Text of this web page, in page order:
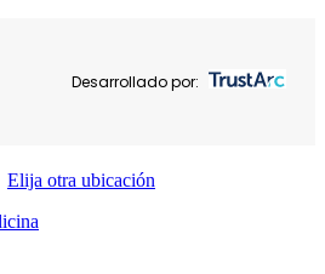
Desarrollado por:
Elija otra ubicación